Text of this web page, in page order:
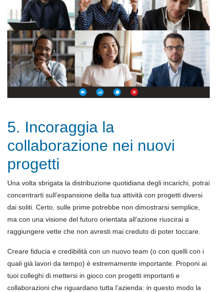
5. Incoraggia la
collaborazione nei nuovi
progetti
Una volta sbrigata la distribuzione quotidiana degli incarichi, potrai
concentrarti sull’espansione della tua attività con progetti diversi
dai soliti. Certo, sulle prime potrebbe non dimostrarsi semplice,
ma con una visione del futuro orientata all’azione riuscirai a
raggiungere vette che non avresti mai creduto di poter toccare.
Creare fiducia e credibilità con un nuovo team (o con quelli con i
quali già lavori da tempo) è estremamente importante. Proponi ai
tuoi colleghi di mettersi in gioco con progetti importanti e
collaborazioni che riguardano tutta l’azienda: in questo modo la